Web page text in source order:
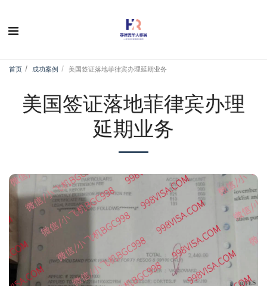
首页 成功案例 美国签证落地菲律宾办理延期业务
美国签证落地菲律宾办理
延期业务